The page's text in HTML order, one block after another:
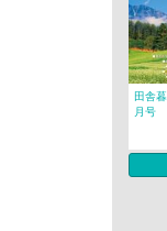
田舎
月号